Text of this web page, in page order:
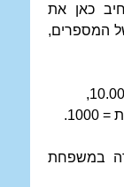
כאן את
המספרים,
במשפחת